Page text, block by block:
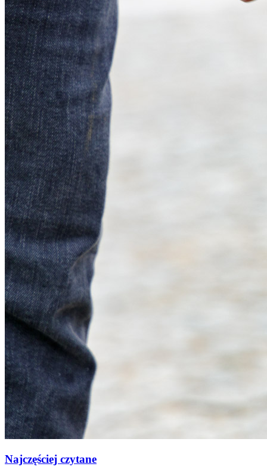
Najczęściej czytane